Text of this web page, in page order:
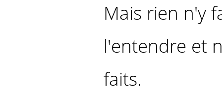
Mais rien n'y
l'entendre et
faits.